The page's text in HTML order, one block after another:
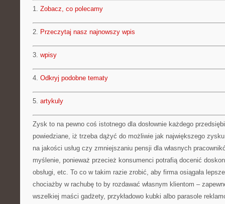
1. Zobacz, co polecamy
2. Przeczytaj nasz najnowszy wpis
3. wpisy
4. Odkryj podobne tematy
5. artykuly
Zysk to na pewno coś istotnego dla dosłownie każdego
powiedziane, iż trzeba dążyć do możliwie jak największego
na jakości usług czy zmniejszaniu pensji dla własnych
myślenie, ponieważ przecież konsumenci potrafią docenić
obsługi, etc. To co w takim razie zrobić, aby firma osiągała
chociażby w rachubę to by rozdawać własnym klientom –
wszelkiej maści gadżety, przykładowo kubki albo parasole